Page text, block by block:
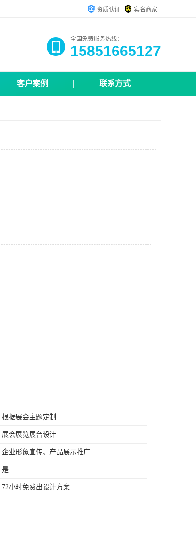
资质认证 实名商家
全国免费服务热线：
15851665127
客户案例 联系方式
根据展会主题定制
展会展览展台设计
企业形象宣传、产品展示推广
是
72小时免费出设计方案